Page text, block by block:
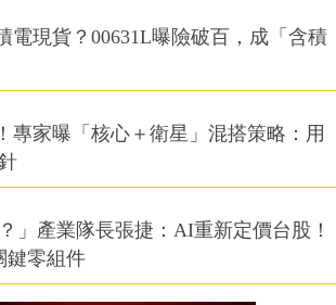
電現貨？00631L曝險破百，成「含積
專家曝「核心＋衛星」混搭策略：用
」產業隊長張捷：AI重新定價台股！
鍵零組件